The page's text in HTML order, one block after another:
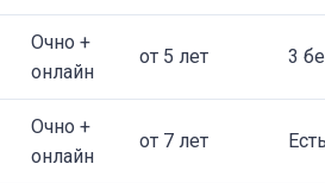
Очно +
онлайн
от 5 лет 3
Очно +
онлайн
от 7 лет